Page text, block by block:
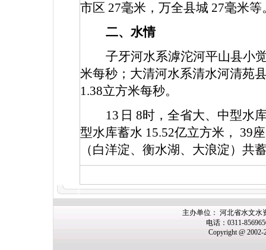
市区 27毫米，万全县城 27毫米等
二、水情
子牙河水系滹沱河平山县小
米每秒；大清河水系清水河清苑
1.38立方米每秒。
13 日 8时，全省大、中型水
型水库蓄水 15.52亿立方米， 39
（白洋淀、衡水湖、大浪淀）共
主办单位： 河北省水文水
电话：0311-
Copyright @ 2002-